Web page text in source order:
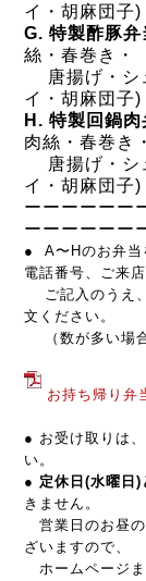
イ・胡麻団子)
G. 特製酢豚弁
絲・春巻き・
唐揚げ・シ
イ・胡麻団子)
H. 特製回鍋肉
肉絲・春巻き・
唐揚げ・シ
イ・胡麻団子)
ーーーーーー
ーーーーーー
● A〜Hのお弁当
電話番号、
ご来
ご記入のうえ
文ください。
（数が多い場合
お持ち帰り弁
● お受け取りは
い。
● 定休日(水曜日)
きません。
営業日のお昼の
ざいますので、
ホームページま